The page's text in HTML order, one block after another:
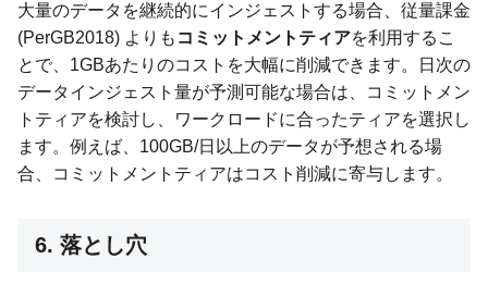
大量のデータを継続的にインジェストする場合、従量課金
(PerGB2018) よりも コミットメントティアを利用するこ
とで、1GBあたりのコストを大幅に削減できます。日次の
データインジェスト量が予測可能な場合は、コミットメン
トティアを検討し、ワークロードに合ったティアを選択し
ます。例えば、100GB/日以上のデータが予想される場
合、コミットメントティアはコスト削減に寄与します。
6. 落とし穴